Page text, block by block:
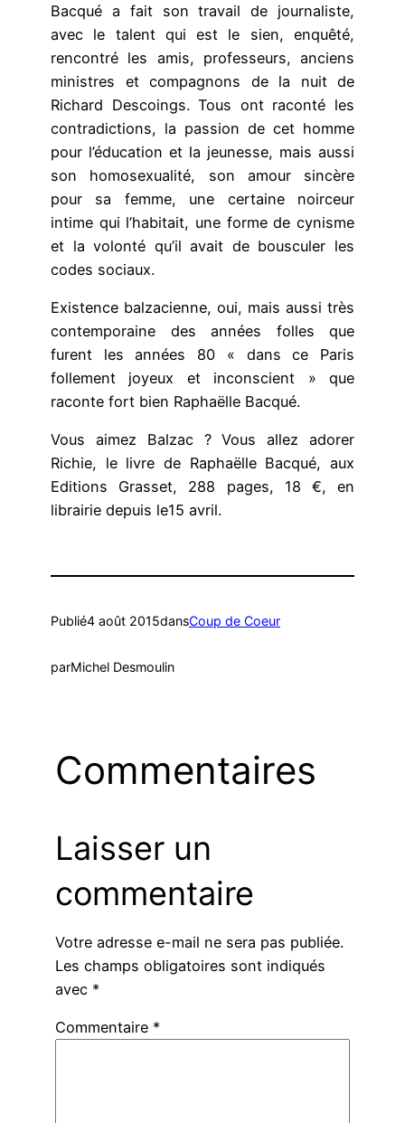
Bacqué a fait son travail de journaliste,
avec le talent qui est le sien, enquêté,
rencontré les amis, professeurs, anciens
ministres et compagnons de la nuit de
Richard Descoings. Tous ont raconté les
contradictions, la passion de cet homme
pour l’éducation et la jeunesse, mais aussi
son homosexualité, son amour sincère
pour sa femme, une certaine noirceur
intime qui l’habitait, une forme de cynisme
et la volonté qu’il avait de bousculer les
codes sociaux.
Existence balzacienne, oui, mais aussi très
contemporaine des années folles que
furent les années 80 « dans ce Paris
follement joyeux et inconscient » que
raconte fort bien Raphaëlle Bacqué.
Vous aimez Balzac ? Vous allez adorer
Richie, le livre de Raphaëlle Bacqué, aux
Editions Grasset, 288 pages, 18 €, en
librairie depuis le15 avril.
Publié4 août 2015dansCoup de Coeur
parMichel Desmoulin
Commentaires
Laisser un
commentaire
Votre adresse e-mail ne sera pas publiée.
Les champs obligatoires sont indiqués
avec *
Commentaire *